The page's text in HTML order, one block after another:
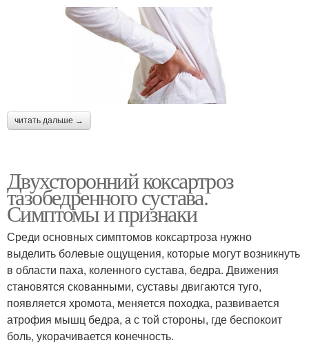
читать дальше →
Двухсторонний коксартроз
тазобедренного сустава.
Симптомы и признаки
Среди основных симптомов коксартроза нужно
выделить болевые ощущения, которые могут возникнуть
в области паха, коленного сустава, бедра. Движения
становятся скованными, суставы двигаются туго,
появляется хромота, меняется походка, развивается
атрофия мышц бедра, а с той стороны, где беспокоит
боль, укорачивается конечность.